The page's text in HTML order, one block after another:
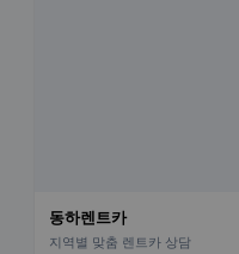
동하렌트카
지역별 맞춤 렌트카 상담